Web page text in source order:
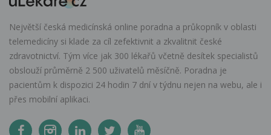
Největší česká medicínská online poradna a průkopník v oblasti
telemedicíny si klade za cíl zefektivnit a zkvalitnit české
zdravotnictví. Tým více jak 300 lékařů včetně desítek specialistů
obslouží průměrně 2 500 uživatelů měsíčně. Poradna je
pacientům k dispozici 24 hodin 7 dní v týdnu nejen na webu, ale i
přes mobilní aplikaci.